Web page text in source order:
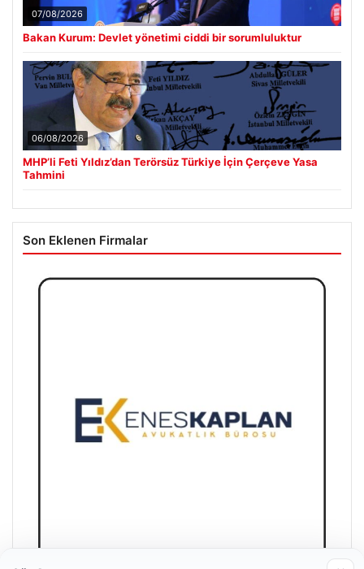
07/08/2026
Bakan Kurum: Devlet yönetimi ciddi bir sorumluluktur
06/08/2026
MHP’li Feti Yıldız’dan Terörsüz Türkiye İçin Çerçeve Yasa
Tahmini
Son Eklenen Firmalar